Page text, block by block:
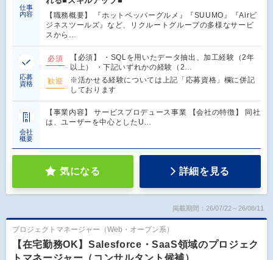
仕事
内容
【職務概要】 『ホットペッパーグルメ』『SUUMO』『Airビ
ジネスツールズ』など、リクルートグループの多様なサービ
スから…
応募
資格
必須
【必須】 ・SQLを用いたデータ抽出、加工経験（2年
以上） ・下記いずれかの経験（2…
歓迎
※活かせる経験については上記「応募資格」欄に併記
しております
会社
概要
【事業内容】 サービスプロデュース事業 【会社の特徴】 同社
は、ユーザーを中心としたU…
気になる 詳細を見る
掲載期間：26/07/22～26/08/11
プロジェクトマネージャー（Web・オープン系）
【在宅勤務OK】Salesforce・SaaS領域のプロジェク